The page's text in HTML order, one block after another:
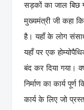
सड़कों का जाल बिछ
मुख्यमंत्री जी कहा
है। यहाँ के लोग
यहाँ पर एक
बंद कर दिया गया।
निर्माण का कार्य
कार्य के लिए जो